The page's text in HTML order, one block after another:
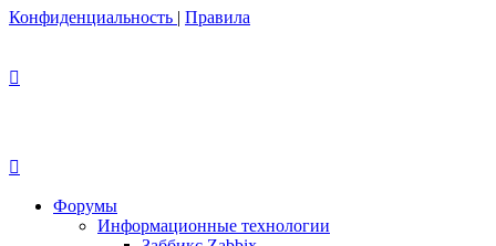
Конфиденциальность | Правила
Форумы
Информационные технологии